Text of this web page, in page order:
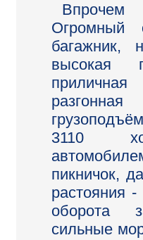
Огромный
багажник,
высокая
3110
пикничок,
растояния
оборота
сильные